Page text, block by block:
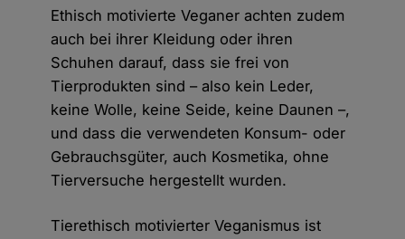
Ethisch motivierte Veganer achten zudem
auch bei ihrer Kleidung oder ihren
Schuhen darauf, dass sie frei von
Tierprodukten sind – also kein Leder,
keine Wolle, keine Seide, keine Daunen –,
und dass die verwendeten Konsum- oder
Gebrauchsgüter, auch Kosmetika, ohne
Tierversuche hergestellt wurden.
Tierethisch motivierter Veganismus ist